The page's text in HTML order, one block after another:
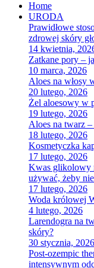
Home
URODA
Prawidłowe
zdrowej skóry
14 kwietnia,
Zatkane pory –
10 marca, 2026
Aloes na włosy
20 lutego, 2026
Żel aloesowy w
19 lutego, 2026
Aloes na twarz
18 lutego, 2026
Kosmetyczka
17 lutego, 2026
Kwas glikolowy
używać, żeby
17 lutego, 2026
Woda królowej
4 lutego, 2026
Larendogra na
skóry?
30 stycznia, 2026
Post-ozempic
intensywnym